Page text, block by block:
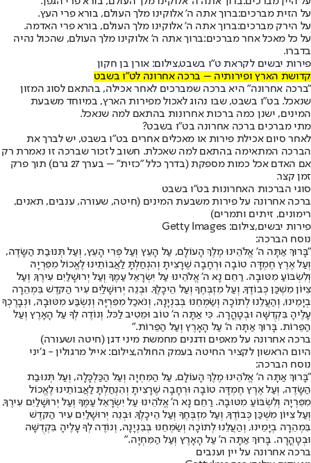
על הזית מברכים:ברוך אתה ה' אלוקינו מלך העולם, בורא פרי העץ.
על הירק מברכים:ברוך אתה ה' אלוקינו מלך העולם, בורא פרי האדמה.
על כל מאכל אחר מברכים:ברוך אתה ה' אלוקינו מלך העולם, שהכול נהיה
בדברו.
פירות יבשים לקראת ט"ו בשבט,צילום: אורן בן חקון
קדושת הארץ ופירותיה – ברכה אחרונה לט"ו בשבט
"ברכה אחרונה" היא ברכה שמברכים לאחר אכילה, בהתאם לסוג המזון
שנאכל. בט"ו בשבט, שבו נהוג לאכול מפירות הארץ, במיוחד משבעת
המינים, ישנן כמה ברכות אחרונות בהתאם למה שנאכל.
מתי מברכים ברכה אחרונה בט"ו בשבט?
לאחר סיום אכילת פירות או מאכלים אחרים בט"ו בשבט, יש לברך את
הברכה המתאימה בהתאם למה שאכלת. חשוב לזכור שברכה זו נאמרת רק
אם האדם אכל כמות מספקת (בדרך כלל "כזית" – בערך 27 גרם) תוך פרק
זמן קצר.
סוגי הברכות האחרונות בט"ו בשבט
ברכה אחרונה על פירות משבעת המינים (חיטה, שעורה, ענבים, תאנים,
רימונים, זיתים ותמרים)
פירות יבשים,צילום: Getty Images
נוסח הברכה:
"בָּרוּךְ אַתָּה ה' אֱלֹהֵינוּ מֶלֶךְ הָעוֹלָם, עַל הָעֵץ וְעַל פְּרִי הָעֵץ, וְעַל תְּנוּבַת הַשָּׂדֶה,
וְעַל אֶרֶץ חֶמְדָּה טוֹבָה וּרְחָבָה שֶׁרָצִיתָ וְהִנְחַלְתָּ לַאֲבוֹתֵינוּ לֶאֱכוֹל מִפִּרְיָהּ
וְלִשְׂבּוֹעַ מִטּוּבָהּ. רַחֵם נָא ה' אֱלֹהֵינוּ עַל יִשְׂרָאֵל עַמֶּךָ וְעַל יְרוּשָׁלַיִם עִירֶךָ, וְעַל
צִיּוֹן מִשְׁכַּן כְּבוֹדֶךָ, וְעַל מִזְבְּחֶךָ וְעַל הֵיכָלֶךָ. וּבְנֵה יְרוּשָׁלַיִם עִיר הַקּדֶשׁ בִּמְהֵרָה
בְיָמֵינוּ, וְהַעֲלֵנוּ לְתוֹכָהּ וְשַׂמְּחֵנוּ בְּבִנְיָנָהּ, וְנֹאכַל מִפִּרְיָּהּ וְנִשְׂבַּע מִטּוּבָהּ, וּנְבָרֶכְךָ
עָלֶיהָ בִּקְדֻשָּׁה וּבְטָהֳרָה. כִּי אַתָּה ה' טוֹב וּמֵטִיב לַכּל, וְנוֹדֶה לְךָ עַל הָאָרֶץ וְעַל
הַפֵּרוֹת. בָּרוּךְ אַתָּה ה' עַל הָאָרֶץ וְעַל הַפֵּרוֹת."
ברכה אחרונה על מאפים ודגנים מחמשת מיני דגן (חיטה ושעורה)
היום הראשון לקציר החיטה בעמק החולה,צילום: אייל מרגולין - ג׳יני
נוסח הברכה:
"בָּרוּךְ אַתָּה ה' אֱלֹהֵינוּ מֶלֶךְ הָעוֹלָם, עַל הַמִּחְיָה וְעַל הַכַּלְכָּלָה, וְעַל תְּנוּבַת
הַשָּׂדֶה, וְעַל אֶרֶץ חֶמְדָּה טוֹבָה וּרְחָבָה שֶׁרָצִיתָ וְהִנְחַלְתָּ לַאֲבוֹתֵינוּ לֶאֱכוֹל
מִפִּרְיָהּ וְלִשְׂבּוֹעַ מִטּוּבָהּ. רַחֵם נָא ה' אֱלֹהֵינוּ עַל יִשְׂרָאֵל עַמֶּךָ וְעַל יְרוּשָׁלַיִם עִירֶךָ,
וְעַל צִיּוֹן מִשְׁכַּן כְּבוֹדֶךָ, וְעַל מִזְבְּחֶךָ וְעַל הֵיכָלֶךָ. וּבְנֵה יְרוּשָׁלַיִם עִיר הַקּדֶשׁ
בִּמְהֵרָה בְיָמֵינוּ, וְהַעֲלֵנוּ לְתוֹכָהּ וְשַׂמְּחֵנוּ בְּבִנְיָנָהּ, וְנוֹדֶה לְךָ עָלֶיהָ בִּקְדֻשָּׁה
וּבְטָהֳרָה. בָּרוּךְ אַתָּה ה' עַל הָאָרֶץ וְעַל הַמִּחְיָה."
ברכה אחרונה על יין וענבים